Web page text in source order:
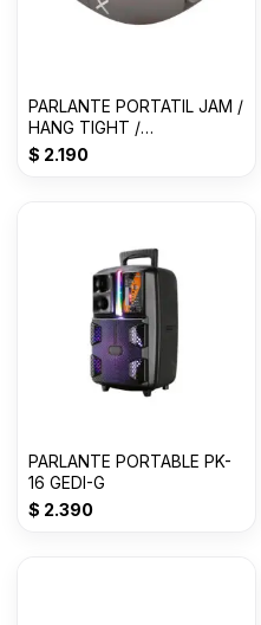
PARLANTE PORTATIL JAM /
HANG TIGHT /
BLUETOOTH / GRIS
$ 2.190
PARLANTE PORTABLE PK-
16 GEDI-G
$ 2.390